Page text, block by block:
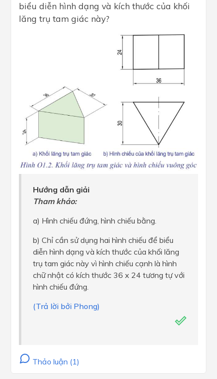
biểu diễn hình dạng và kích thước của khối
lăng trụ tam giác này?
Hướng dẫn giải
Tham khảo:
a) Hình chiếu đứng, hình chiếu bằng.
b) Chỉ cần sử dụng hai hình chiếu để biểu
diễn hình dạng và kích thước của khối lăng
trụ tam giác này vì hình chiếu cạnh là hình
chữ nhật có kích thước 36 x 24 tương tự với
hình chiếu đứng.
(Trả lời bởi Phong)
Thảo luận (1)